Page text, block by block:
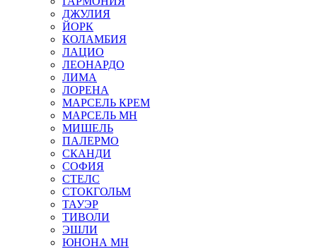
ДЖУЛИЯ
ЙОРК
КОЛАМБИЯ
ЛАЦИО
ЛЕОНАРДО
ЛИМА
ЛОРЕНА
МАРСЕЛЬ КРЕМ
МАРСЕЛЬ МН
МИШЕЛЬ
ПАЛЕРМО
СКАНДИ
СОФИЯ
СТЕЛС
СТОКГОЛЬМ
ТАУЭР
ТИВОЛИ
ЭШЛИ
ЮНОНА МН